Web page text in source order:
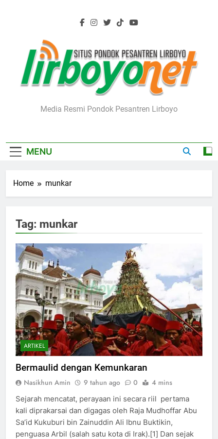
Lirboyo.net
Media Resmi Pondok Pesantren Lirboyo
MENU
Home munkar
Tag: munkar
ARTIKEL
Bermaulid dengan Kemunkaran
Nasikhun Amin 9 tahun ago 0 4 mins
Sejarah mencatat, perayaan ini secara riil pertama
kali diprakarsai dan digagas oleh Raja Mudhoffar Abu
Sa’id Kukuburi bin Zainuddin Ali Ibnu Buktikin,
penguasa Arbil (salah satu kota di Irak).[1] Dan sejak